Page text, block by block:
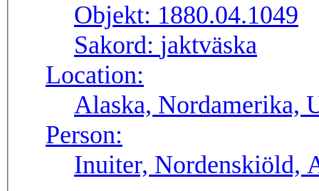
Objekt: 1880.04.1049
Sakord: jaktväska
Location:
Alaska, Nordamerika,
Person:
Inuiter, Nordenskiöld,